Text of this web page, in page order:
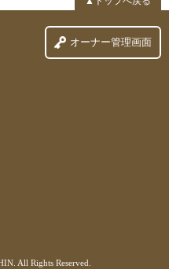
オーナー管理画面
All Rights Reserved.